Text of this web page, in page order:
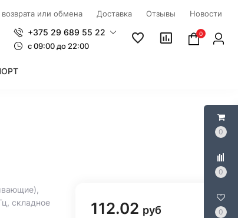
0
0
0
возврата или обмена Доставка Отзывы Новости
+375 29 689 55 22
c 09:00 до 22:00
0
складное
112.02 руб